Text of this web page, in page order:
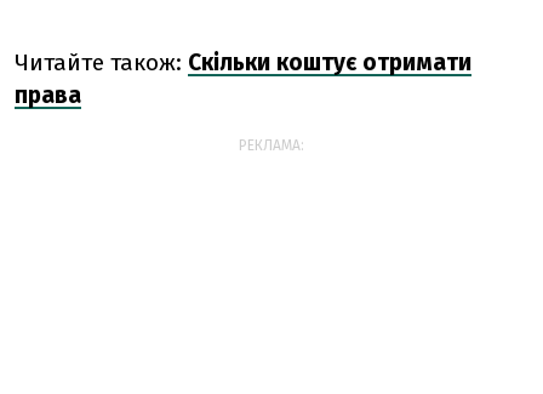
Читайте також: Скільки коштує отримати
права
РЕКЛАМА: